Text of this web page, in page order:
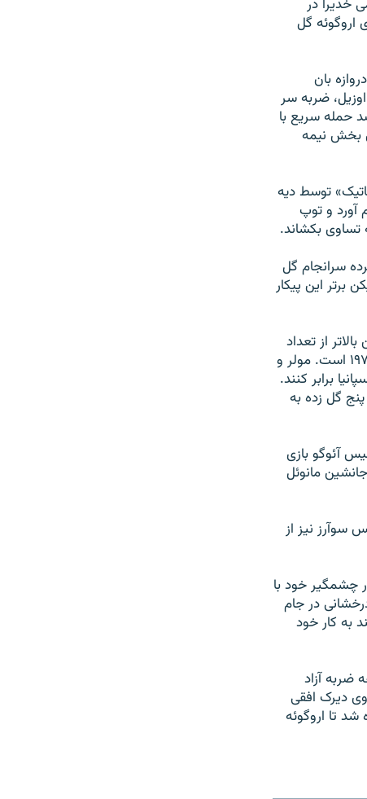
در دقيقه ۱۹، مارسل يانسن در دقيقه ۵۶ و سامی خديرا در
ادينسون کاوانی در دقيقه ۲۸ و ديه گو فورلان در دقيقه ۵۱ برای اروگوئه گل
بان
مسعود اوزيل، ضربه سر
حمله سريع با
بخش نيمه
توسط ديه
آورد و توپ
تساوی بکشاند.
سرانجام گل
برتر اين پيکار
بالاتر از تعداد
گلهای اين تيم در جام جهانی ۱۹۹۰ و يک گل کمتر از کل گلهای اين تيم در جام جهانی ۱۹۷۰ است. مولر و
برابر کنند.
گل زده به
آئوگو بازی
مانوئل
سوآرز نيز از
آخرين حضور چشمگير خود با
در جام
به کار خود
ضربه آزاد
ديرک افقی
تا اروگوئه